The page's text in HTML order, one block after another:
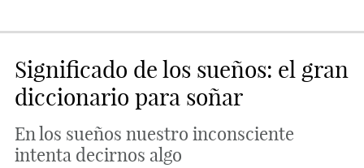
Significado de los sueños: el gran
diccionario para soñar
En los sueños nuestro inconsciente
intenta decirnos algo